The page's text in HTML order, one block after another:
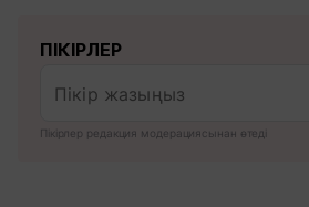
ПІКІРЛЕР
Пікірлер редакция модерациясынан өтеді